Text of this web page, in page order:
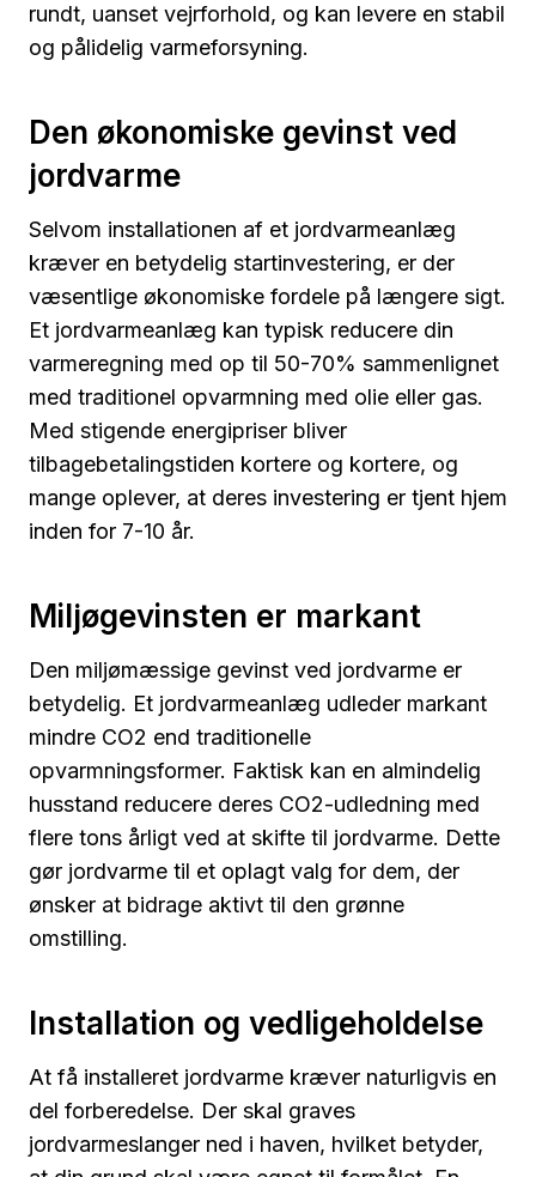
rundt, uanset vejrforhold, og kan levere en stabil
og pålidelig varmeforsyning.
Den økonomiske gevinst ved
jordvarme
Selvom installationen af et jordvarmeanlæg
kræver en betydelig startinvestering, er der
væsentlige økonomiske fordele på længere sigt.
Et jordvarmeanlæg kan typisk reducere din
varmeregning med op til 50-70% sammenlignet
med traditionel opvarmning med olie eller gas.
Med stigende energipriser bliver
tilbagebetalingstiden kortere og kortere, og
mange oplever, at deres investering er tjent hjem
inden for 7-10 år.
Miljøgevinsten er markant
Den miljømæssige gevinst ved jordvarme er
betydelig. Et jordvarmeanlæg udleder markant
mindre CO2 end traditionelle
opvarmningsformer. Faktisk kan en almindelig
husstand reducere deres CO2-udledning med
flere tons årligt ved at skifte til jordvarme. Dette
gør jordvarme til et oplagt valg for dem, der
ønsker at bidrage aktivt til den grønne
omstilling.
Installation og vedligeholdelse
At få installeret jordvarme kræver naturligvis en
del forberedelse. Der skal graves
jordvarmeslanger ned i haven, hvilket betyder,